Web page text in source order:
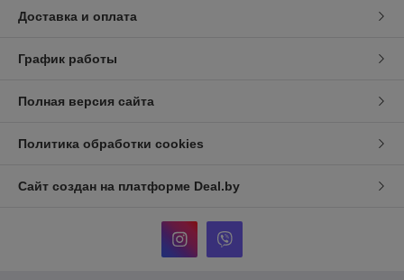
Доставка и оплата
График работы
Полная версия сайта
Политика обработки cookies
Сайт создан на платформе Deal.by